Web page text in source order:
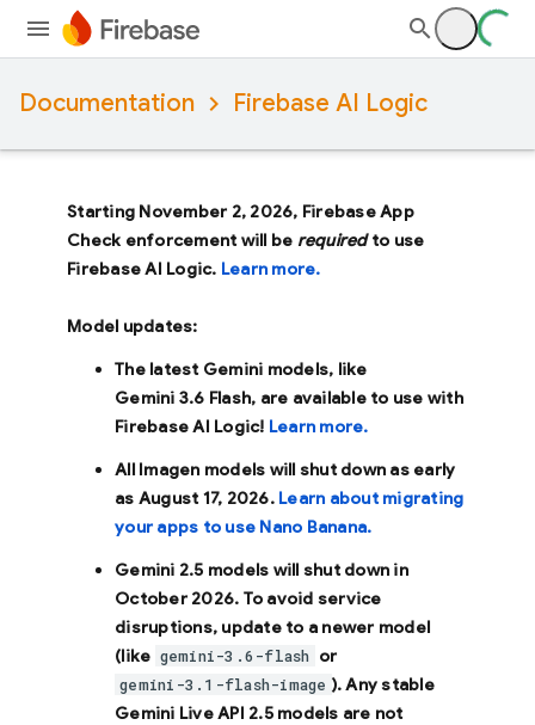
Documentation Firebase AI Logic
Starting November 2, 2026, Firebase App
Check enforcement will be requiredto use
Firebase AI Logic. Learn more.
Model updates:
The latest Gemini models, like
Gemini 3.6 Flash, are available to use with
Firebase AI Logic! Learn more.
All Imagen models will shut down as early
as August 17, 2026. Learn about migrating
your apps to use Nano Banana.
Gemini 2.5 models will shut down in
October 2026. To avoid service
disruptions, update to a newer model
(like gemini-3.6-flash or
gemini-3.1-flash-image ). Any stable
Gemini Live API 2.5 models are not